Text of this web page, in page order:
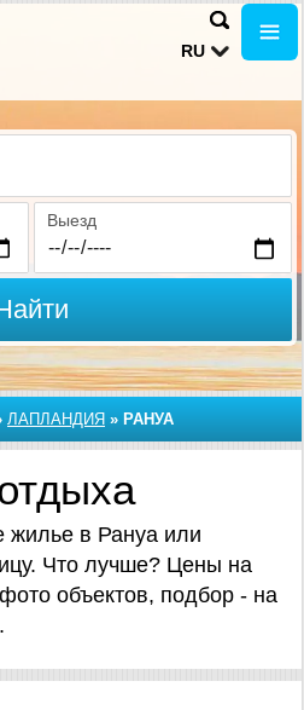
RU
Выезд
ЛАПЛАНДИЯ » РАНУА
жилье в Рануа или
Что лучше? Цены на
объектов, подбор - на